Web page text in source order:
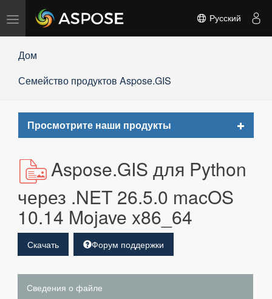
Переключить
навигацию
Русский
Дом
Семейство продуктов Aspose.GIS
Просмотрите наши продукты
Toggle
Aspose.GIS для Python
через .NET 26.5.0 macOS
10.14 Mojave x86_64
Скачать Форум поддержки
Сведения о файле